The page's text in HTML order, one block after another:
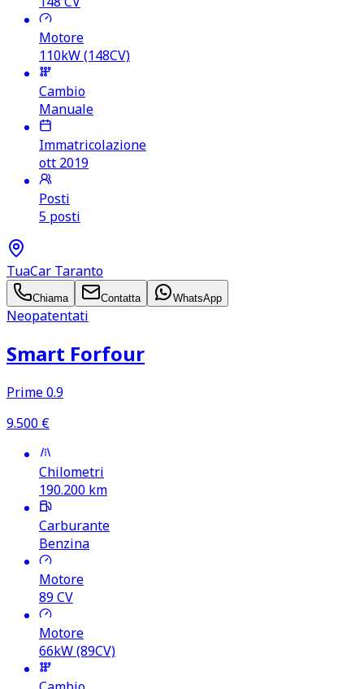
Motore
110kW (148CV)
Cambio
Manuale
Immatricolazione
ott 2019
Posti
5 posti
TuaCar Taranto
Chiama Contatta WhatsApp
Neopatentati
Smart Forfour
Prime 0.9
9.500 €
Chilometri
190.200 km
Carburante
Benzina
Motore
89CV
Motore
66kW (89CV)